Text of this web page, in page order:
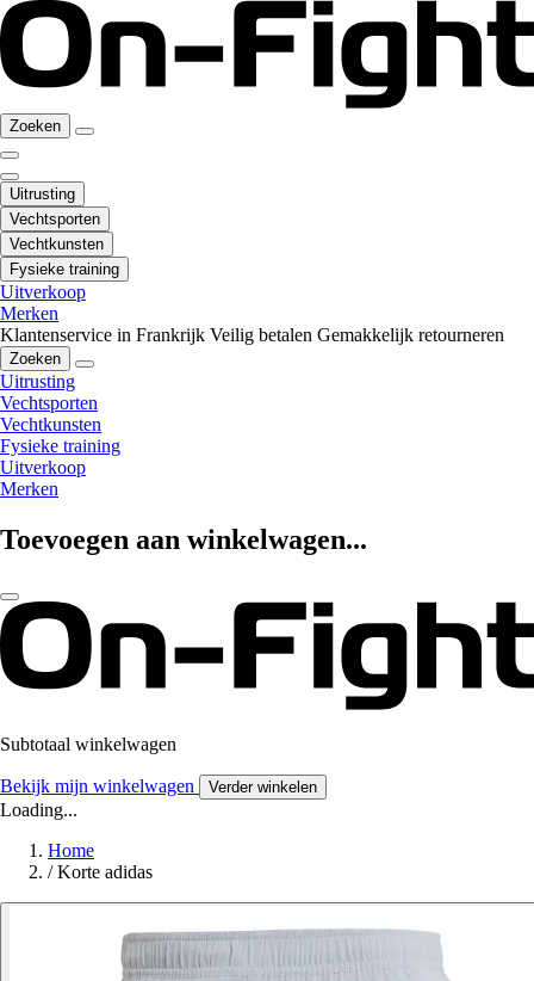
Zoeken
Uitrusting
Vechtsporten
Vechtkunsten
Fysieke training
Uitverkoop
Merken
Klantenservice in Frankrijk Veilig betalen Gemakkelijk retourneren
Zoeken
Uitrusting
Vechtsporten
Vechtkunsten
Fysieke training
Uitverkoop
Merken
Toevoegen aan winkelwagen...
Subtotaal winkelwagen
Bekijk mijn winkelwagen Verder winkelen
Loading...
Home
/ Korte adidas